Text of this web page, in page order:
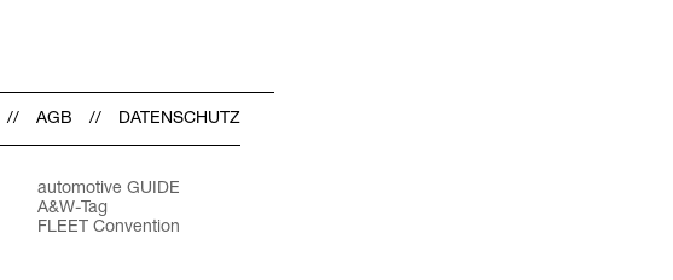
AGB DATENSCHUTZ
automotive GUIDE
A&W-Tag
FLEET Convention